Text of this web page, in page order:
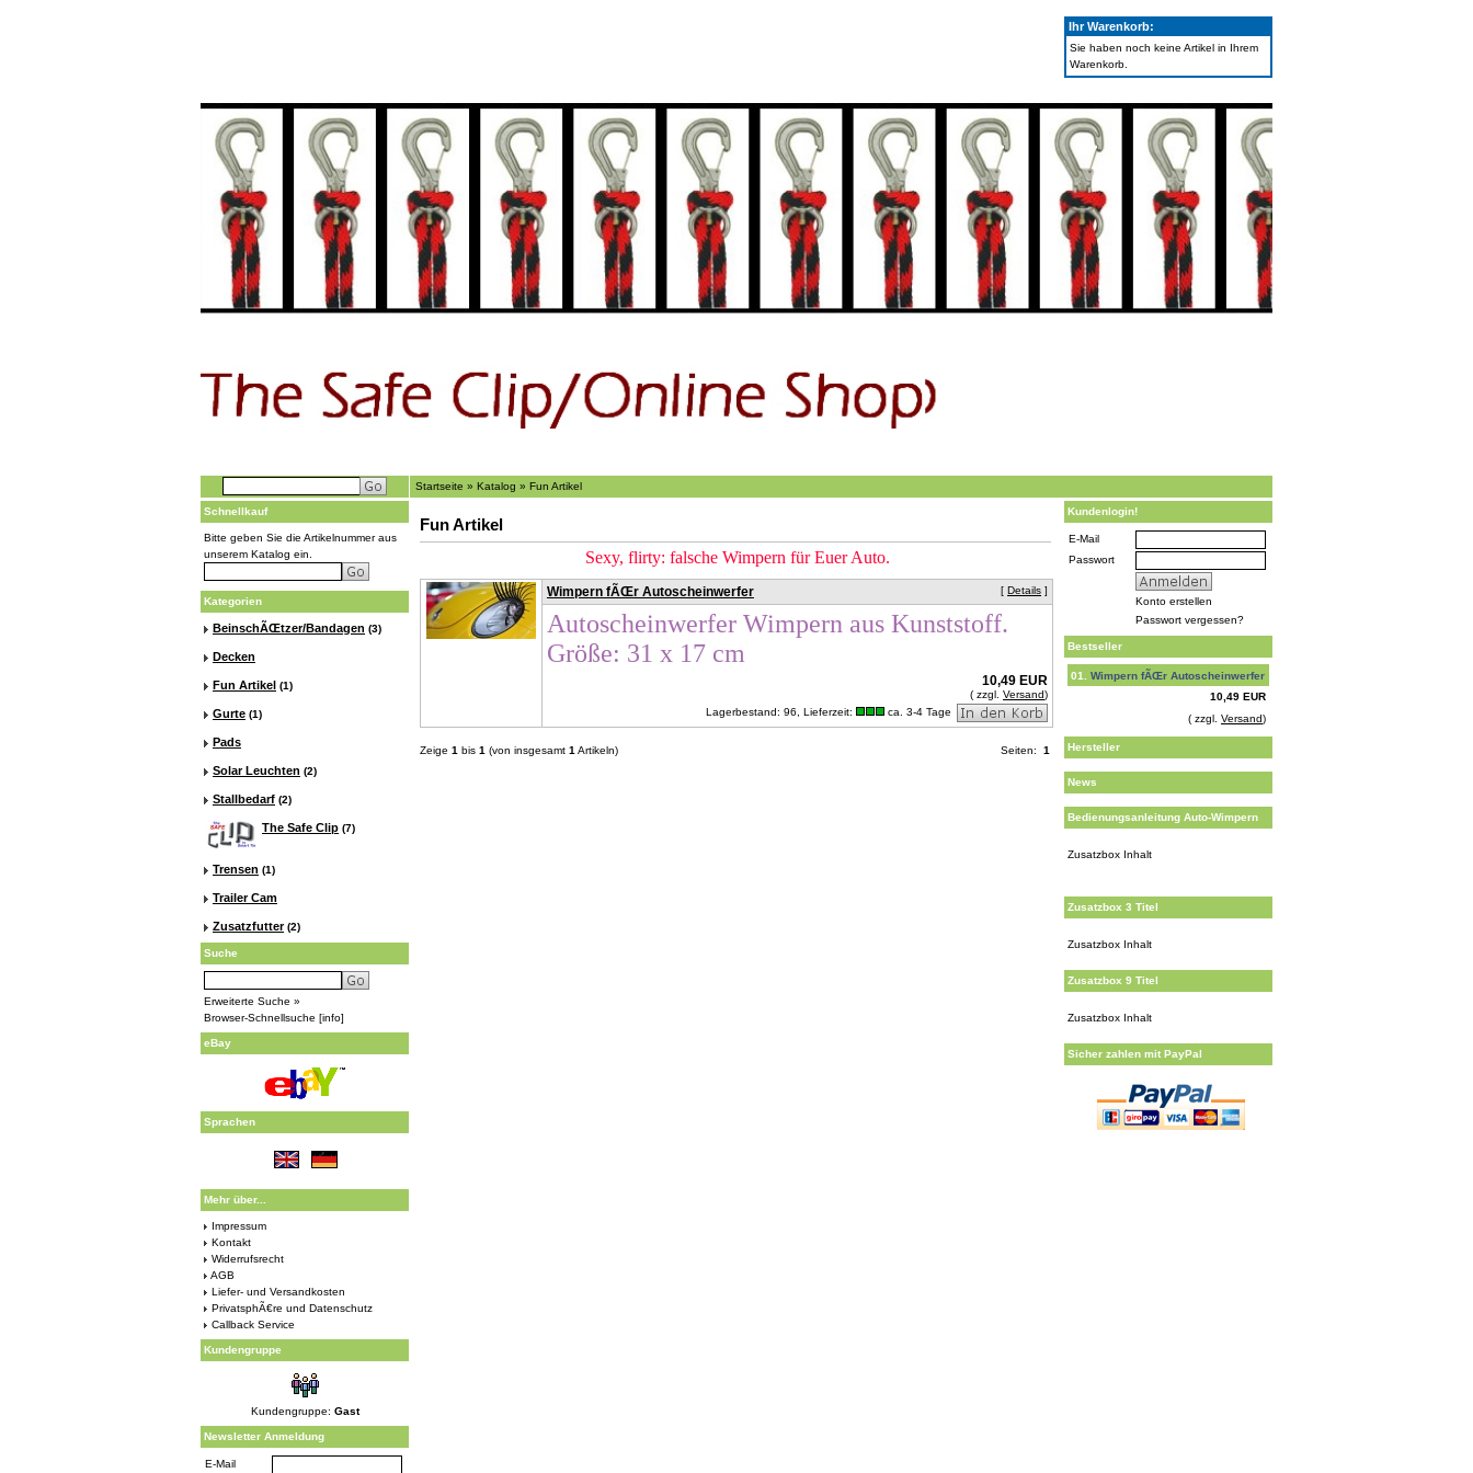
Ihr Warenkorb:
Sie haben noch keine Artikel in Ihrem
Warenkorb.
Startseite » Katalog » Fun Artikel
Schnellkauf
Bitte geben Sie die Artikelnummer aus
unserem Katalog ein.
Kategorien
BeinschÃŒtzer/Bandagen (3)
Decken
Fun Artikel (1)
Gurte (1)
Pads
Solar Leuchten (2)
Stallbedarf (2)
The Safe Clip (7)
Trensen (1)
Trailer Cam
Zusatzfutter (2)
Suche
Erweiterte Suche »
Browser-Schnellsuche [info]
eBay
Sprachen
Mehr über...
Impressum
Kontakt
Widerrufsrecht
AGB
Liefer- und Versandkosten
PrivatsphÃ€re und Datenschutz
Callback Service
Kundengruppe
Kundengruppe: Gast
Newsletter Anmeldung
E-Mail
Kundenlogin!
E-Mail
Passwort
Konto erstellen
Passwort vergessen?
Bestseller
01. Wimpern fÃŒr Autoscheinwerfer
10,49 EUR
( zzgl. Versand)
Hersteller
News
Bedienungsanleitung Auto-Wimpern
Zusatzbox Inhalt
Zusatzbox 3 Titel
Zusatzbox Inhalt
Zusatzbox 9 Titel
Zusatzbox Inhalt
Sicher zahlen mit PayPal
Fun Artikel
Sexy, flirty: falsche Wimpern für Euer Auto.
[Details ]
Wimpern fÃŒr Autoscheinwerfer
Autoscheinwerfer Wimpern aus Kunststoff.
Größe: 31 x 17 cm
10,49 EUR
( zzgl.Versand)
Lagerbestand: 96,
Lieferzeit: ca. 3-4 Tage
Zeige 1 bis 1 (von insgesamt 1 Artikeln) Seiten:1